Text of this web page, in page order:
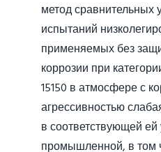
метод сравнительных
испытаний
применяемых без
коррозии при
15150 в атмосфере с
агрессивностью
в соответствующей
промышленной, в том